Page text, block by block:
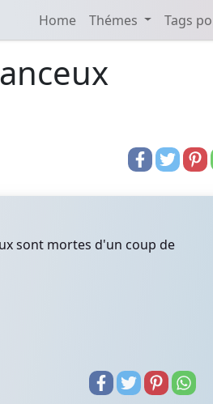
Home Thémes Tags
sont mortes d'un coup de